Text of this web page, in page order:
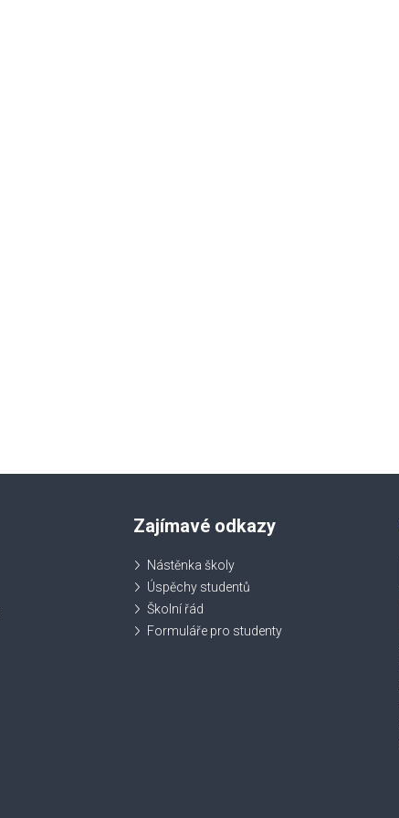
Zajímavé odkazy
Nástěnka školy
Úspěchy studentů
Školní řád
Formuláře pro studenty